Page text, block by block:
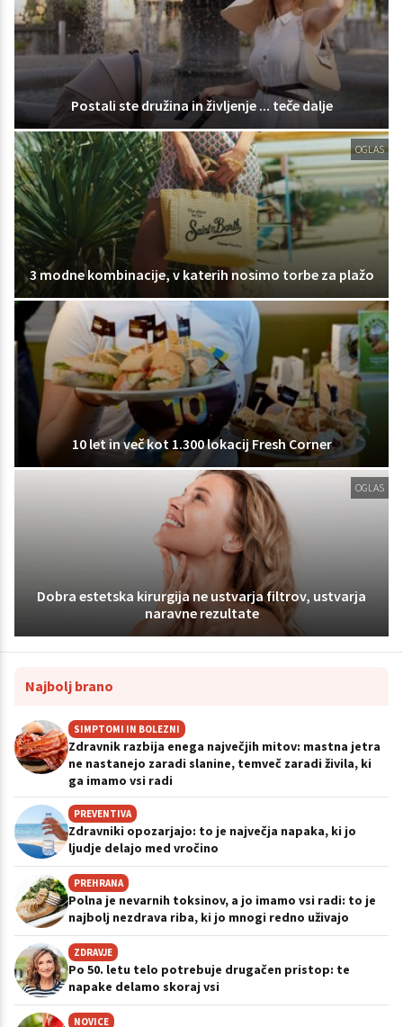
Postali ste družina in življenje ... teče dalje
OGLAS
3 modne kombinacije, v katerih nosimo torbe za plažo
10 let in več kot 1.300 lokacij Fresh Corner
OGLAS
Dobra estetska kirurgija ne ustvarja filtrov, ustvarja
naravne rezultate
Najbolj brano
SIMPTOMI IN BOLEZNI
Zdravnik razbija enega največjih mitov: mastna jetra
ne nastanejo zaradi slanine, temveč zaradi živila, ki
ga imamo vsi radi
PREVENTIVA
Zdravniki opozarjajo: to je največja napaka, ki jo
ljudje delajo med vročino
PREHRANA
Polna je nevarnih toksinov, a jo imamo vsi radi: to je
najbolj nezdrava riba, ki jo mnogi redno uživajo
ZDRAVJE
Po 50. letu telo potrebuje drugačen pristop: te
napake delamo skoraj vsi
NOVICE